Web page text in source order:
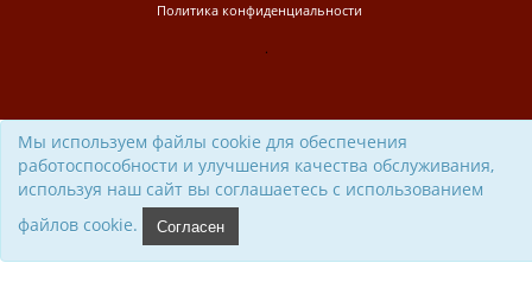
Политика конфиденциальности
.
Мы используем файлы cookie для обеспечения
работоспособности и улучшения качества обслуживания,
используя наш сайт вы соглашаетесь с использованием
файлов cookie.
Согласен